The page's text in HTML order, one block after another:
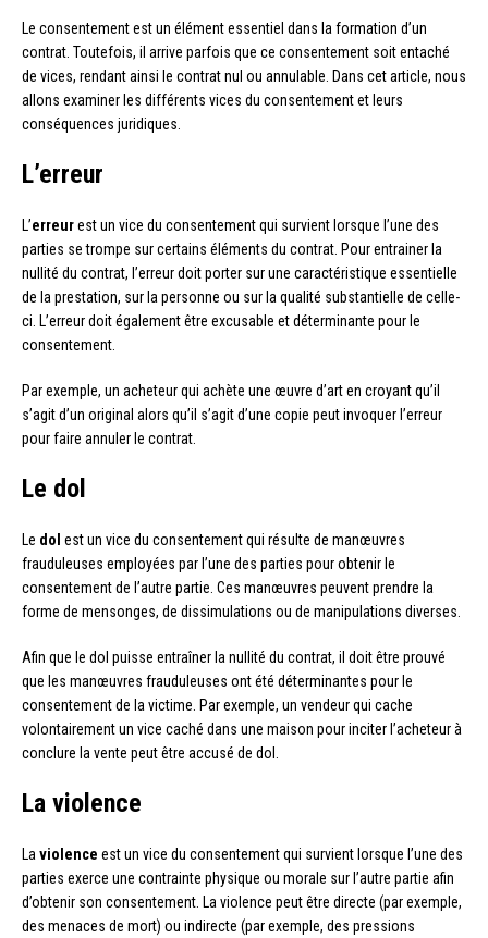
Le consentement est un élément essentiel dans la formation d’un
contrat. Toutefois, il arrive parfois que ce consentement soit entaché
de vices, rendant ainsi le contrat nul ou annulable. Dans cet article, nous
allons examiner les différents vices du consentement et leurs
conséquences juridiques.
L’erreur
L’erreurest un vice du consentement qui survient lorsque l’une des
parties se trompe sur certains éléments du contrat. Pour entrainer la
nullité du contrat, l’erreur doit porter sur une caractéristique essentielle
de la prestation, sur la personne ou sur la qualité substantielle de celle-
ci. L’erreur doit également être excusable et déterminante pour le
consentement.
Par exemple, un acheteur qui achète une œuvre d’art en croyant qu’il
s’agit d’un original alors qu’il s’agit d’une copie peut invoquer l’erreur
pour faire annuler le contrat.
Le dol
Le dol est un vice du consentement qui résulte de manœuvres
frauduleuses employées par l’une des parties pour obtenir le
consentement de l’autre partie. Ces manœuvres peuvent prendre la
forme de mensonges, de dissimulations ou de manipulations diverses.
Afin que le dol puisse entraîner la nullité du contrat, il doit être prouvé
que les manœuvres frauduleuses ont été déterminantes pour le
consentement de la victime. Par exemple, un vendeur qui cache
volontairement un vice caché dans une maison pour inciter l’acheteur à
conclure la vente peut être accusé de dol.
La violence
Laviolence est un vice du consentement qui survient lorsque l’une des
parties exerce une contrainte physique ou morale sur l’autre partie afin
d’obtenir son consentement. La violence peut être directe (par exemple,
des menaces de mort) ou indirecte (par exemple, des pressions